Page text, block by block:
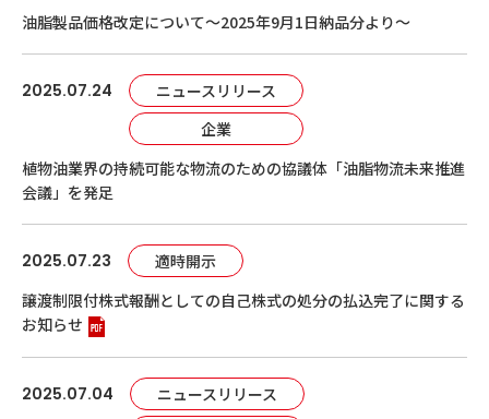
油脂製品価格改定について～2025年9月1日納品分より～
2025.07.24
ニュースリリース
企業
植物油業界の持続可能な物流のための協議体「油脂物流未来推進
会議」を発足
2025.07.23
適時開示
譲渡制限付株式報酬としての自己株式の処分の払込完了に関する
お知らせ
2025.07.04
ニュースリリース